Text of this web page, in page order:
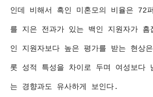
인데 비해서 흑인 미혼모의 비율은 72
를 지은 전과가 있는 백인 지원자가
인 지원자보다 높은 평가를 받는 현상
롯 성적 특성을 차이로 두며 여성보다
는 경향과도 유사하게 보인다.